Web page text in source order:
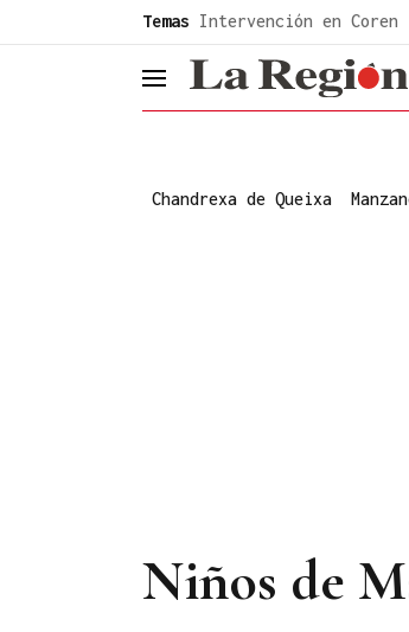
Temas Intervención en Coren
header.menu.open
Chandrexa de Queixa
Niños de